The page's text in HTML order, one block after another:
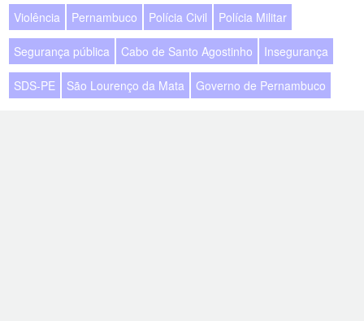
Violência Pernambuco Polícia Civil Polícia Militar
Segurança pública Cabo de Santo Agostinho Insegurança
SDS-PE São Lourenço da Mata Governo de Pernambuco